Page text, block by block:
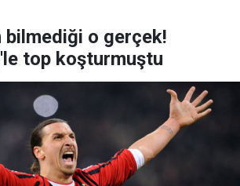
bilmediği o gerçek!
top koşturmuştu